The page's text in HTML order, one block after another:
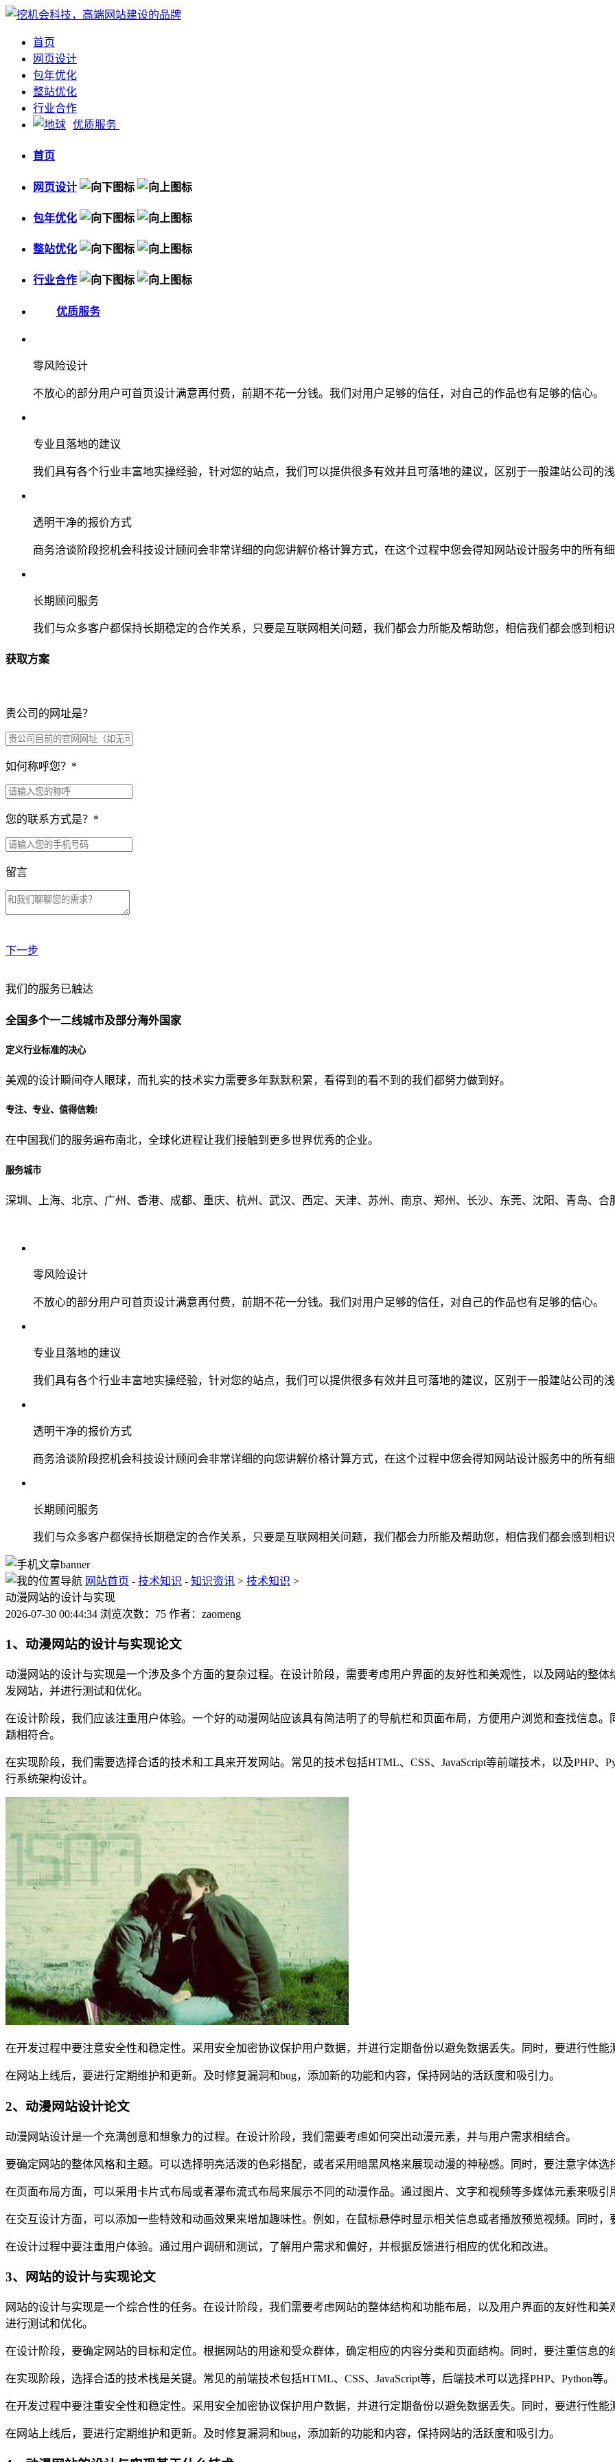
首页
网页设计
包年优化
整站优化
行业合作
优质服务
首页
网页设计
包年优化
整站优化
行业合作
优质服务
零风险设计
不放心的部分用户可首页设计满意再付费，前期不花一分钱。我们对用户足够的信任，对自己的作品也有足够的信心。
专业且落地的建议
我们具有各个行业丰富地实操经验，针对您的站点，我们可以提供很多有效并且可落地的建议，区别于一般建站公司的
透明干净的报价方式
商务洽谈阶段挖机会科技设计顾问会非常详细的向您讲解价格计算方式，在这个过程中您会得知网站设计服务中的所有
长期顾问服务
我们与众多客户都保持长期稳定的合作关系，只要是互联网相关问题，我们都会力所能及帮助您，相信我们都会感到相
获取方案
贵公司的网址是？
如何称呼您？ *
您的联系方式是？ *
留言
下一步
贵公司预算范围是？
贵公司的团队规模是？
从哪里了解到我们？
我们的服务已触达
全国多个一二线城市及部分海外国家
定义行业标准的决心
美观的设计瞬间夺人眼球，而扎实的技术实力需要多年默默积累，看得到的看不到的我们都努力做到好。
专注、专业、值得信赖!
在中国我们的服务遍布南北，全球化进程让我们接触到更多世界优秀的企业。
服务城市
深圳、上海、北京、广州、香港、成都、重庆、杭州、武汉、西定、天津、苏州、南京、郑州、长沙、东莞、沈阳、青岛、合
零风险设计
不放心的部分用户可首页设计满意再付费，前期不花一分钱。我们对用户足够的信任，对自己的作品也有足够的信心。
专业且落地的建议
我们具有各个行业丰富地实操经验，针对您的站点，我们可以提供很多有效并且可落地的建议，区别于一般建站公司的
透明干净的报价方式
商务洽谈阶段挖机会科技设计顾问会非常详细的向您讲解价格计算方式，在这个过程中您会得知网站设计服务中的所有
长期顾问服务
我们与众多客户都保持长期稳定的合作关系，只要是互联网相关问题，我们都会力所能及帮助您，相信我们都会感到相
网站首页 - 技术知识 - 知识资讯 > 技术知识 >
动漫网站的设计与实现
2026-07-30 00:44:34 浏览次数：75 作者：zaomeng
1、动漫网站的设计与实现论文
动漫网站的设计与实现是一个涉及多个方面的复杂过程。在设计阶段，需要考虑用户界面的友好性和美观性，以及网站的整
发网站，并进行测试和优化。
在设计阶段，我们应该注重用户体验。一个好的动漫网站应该具有简洁明了的导航栏和页面布局，方便用户浏览和查找信息
题相符合。
在实现阶段，我们需要选择合适的技术和工具来开发网站。常见的技术包括HTML、CSS、JavaScript等前端技术，以及PHP
行系统架构设计。
在开发过程中要注意安全性和稳定性。采用安全加密协议保护用户数据，并进行定期备份以避免数据丢失。同时，要进行性
在网站上线后，要进行定期维护和更新。及时修复漏洞和bug，添加新的功能和内容，保持网站的活跃度和吸引力。
2、动漫网站设计论文
动漫网站设计是一个充满创意和想象力的过程。在设计阶段，我们需要考虑如何突出动漫元素，并与用户需求相结合。
要确定网站的整体风格和主题。可以选择明亮活泼的色彩搭配，或者采用暗黑风格来展现动漫的神秘感。同时，要注意字体
在页面布局方面，可以采用卡片式布局或者瀑布流式布局来展示不同的动漫作品。通过图片、文字和视频等多媒体元素来吸
在交互设计方面，可以添加一些特效和动画效果来增加趣味性。例如，在鼠标悬停时显示相关信息或者播放预览视频。同时
在设计过程中要注重用户体验。通过用户调研和测试，了解用户需求和偏好，并根据反馈进行相应的优化和改进。
3、网站的设计与实现论文
网站的设计与实现是一个综合性的任务。在设计阶段，我们需要考虑网站的整体结构和功能布局，以及用户界面的友好性和
进行测试和优化。
在设计阶段，要确定网站的目标和定位。根据网站的用途和受众群体，确定相应的内容分类和页面结构。同时，要注重信息
在实现阶段，选择合适的技术栈是关键。常见的前端技术包括HTML、CSS、JavaScript等，后端技术可以选择PHP、Python
在开发过程中要注重安全性和稳定性。采用安全加密协议保护用户数据，并进行定期备份以避免数据丢失。同时，要进行性
在网站上线后，要进行定期维护和更新。及时修复漏洞和bug，添加新的功能和内容，保持网站的活跃度和吸引力。